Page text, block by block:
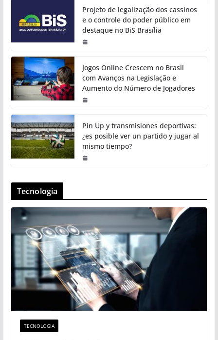
Projeto de legalização dos cassinos
e o controle do poder público em
destaque no BiS Brasília
Jogos Online Crescem no Brasil
com Avanços na Legislação e
Aumento do Número de Jogadores
Pin Up y transmisiones deportivas:
¿es posible ver un partido y jugar al
mismo tiempo?
Tecnologia
TECNOLOGIA